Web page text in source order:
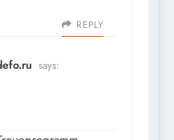
REPLY
says: